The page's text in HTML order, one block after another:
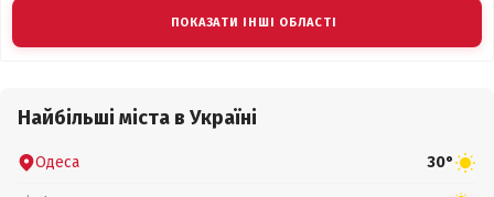
ПОКАЗАТИ ІНШІ ОБЛАСТІ
Найбільші міста в Україні
Одеса 30°